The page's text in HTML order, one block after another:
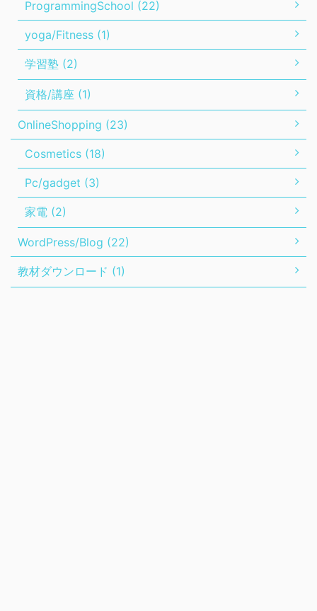
ProgrammingSchool (22)
yoga/Fitness (1)
学習塾 (2)
資格/講座 (1)
OnlineShopping (23)
Cosmetics (18)
Pc/gadget (3)
家電 (2)
WordPress/Blog (22)
教材ダウンロード (1)